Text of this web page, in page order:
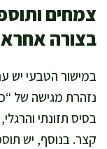
צמחים
בצורה
במישור הטבעי יש
נזהרת מגישה של
בסיס תזונתי
קצר. בנוסף, יש